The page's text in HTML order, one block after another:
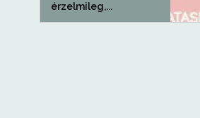
érzelmileg,...